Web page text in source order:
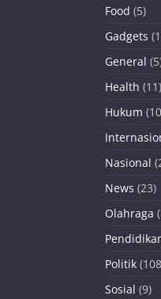
Food (5)
Gadgets
General
Health (11)
Hukum
Nasional
News (23)
Olahraga
Politik
Sosial (9)